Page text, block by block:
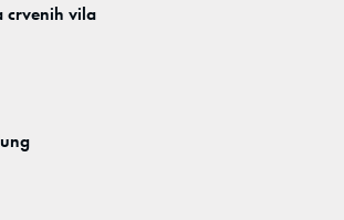
crvenih vila